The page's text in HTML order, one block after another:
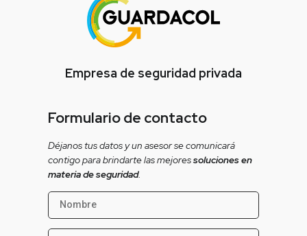
Empresa de seguridad privada
Formulario de contacto
Déjanos tus datos y un asesor se comunicará
contigo para brindarte las mejoressoluciones en
materia de seguridad.